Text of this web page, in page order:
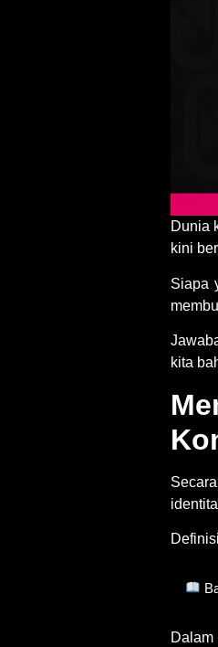
Dunia
kini
Siapa
kita